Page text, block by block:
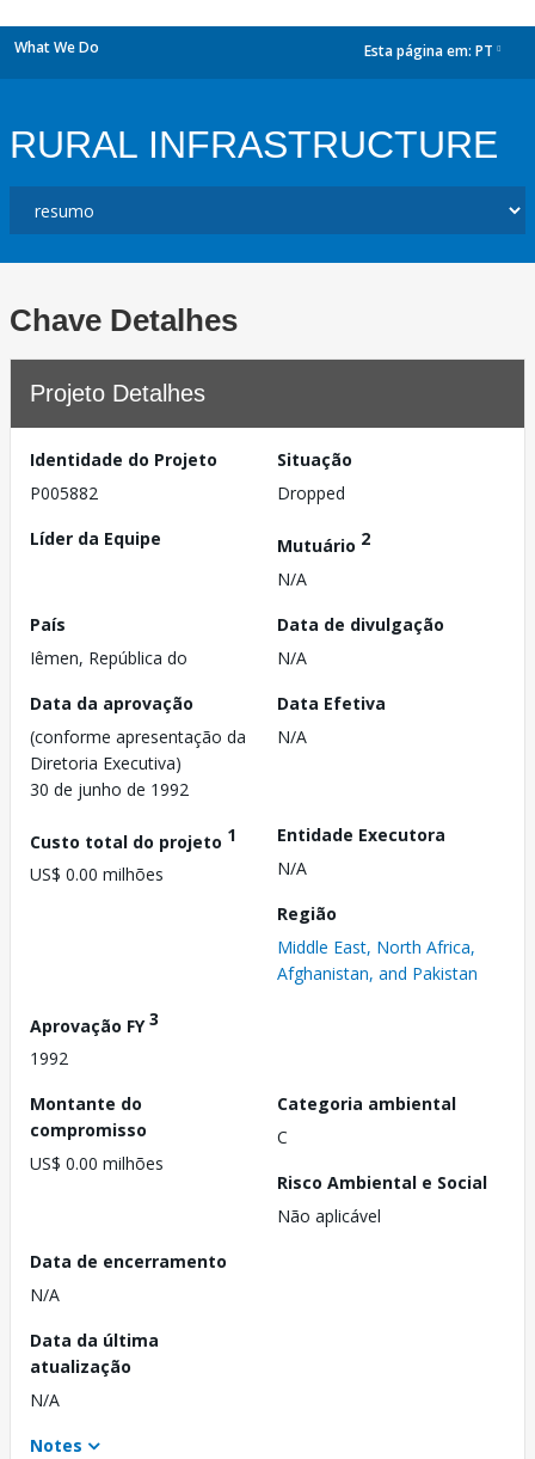
What We Do Esta página em: PT
RURAL INFRASTRUCTURE
Chave Detalhes
Projeto Detalhes
Identidade do Projeto
P005882
Situação
Dropped
Líder da Equipe
Mutuário 2
N/A
País
Iêmen, República do
Data de divulgação
N/A
Data da aprovação
(conforme apresentação da
Diretoria Executiva)
30 de junho de 1992
Data Efetiva
N/A
Custo total do projeto 1
US$ 0.00 milhões
Entidade Executora
N/A
Região
Middle East, North Africa,
Afghanistan, and Pakistan
Aprovação FY3
1992
Montante do
compromisso
US$ 0.00 milhões
Categoria ambiental
C
Risco Ambiental e Social
Não aplicável
Data de encerramento
N/A
Data da última
atualização
N/A
Notes